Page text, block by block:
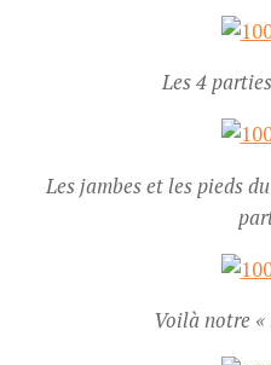
Les 4
Les jambes et les pieds
Voilà notre «